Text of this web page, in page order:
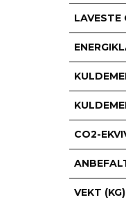
LAVESTE
CO2-
VEKT (KG)